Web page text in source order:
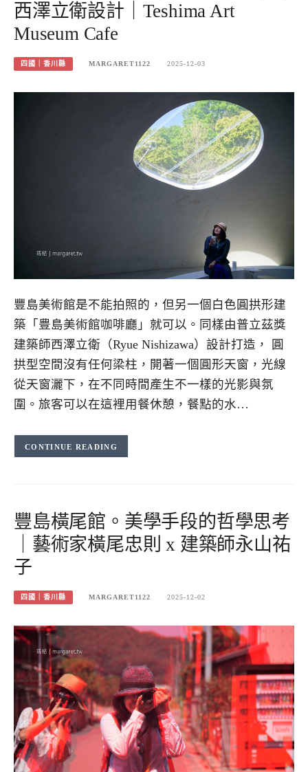
西澤立衛設計｜Teshima Art
Museum Cafe
四國｜香川縣 MARGARET1122 2025-12-03
豐島美術館是不能拍照的，但另一個白色圓拱形建
築「豊島美術館咖啡廳」就可以。同樣由普立茲獎
建築師西澤立衛（Ryue Nishizawa）設計打造， 圓
拱型空間沒有任何梁柱，開著一個圓形天窗，光線
從天窗灑下，在不同時間產生不一樣的光影與氛
圍。旅客可以在這裡用餐休憩，餐點的水…
CONTINUE READING
豐島橫尾館。美學手段的哲學思考
｜藝術家橫尾忠則 x 建築師永山祐
子
四國｜香川縣 MARGARET1122 2025-12-02